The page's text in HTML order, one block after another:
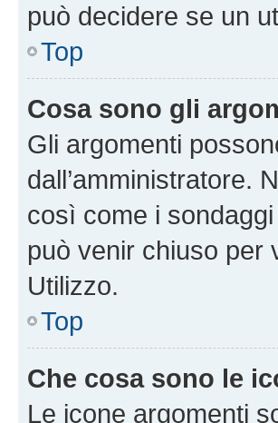
può decidere se un
Top
Cosa sono gli
Gli argomenti
dall’amministratore.
così come i
può venir chiuso per
Utilizzo.
Top
Che cosa sono le
Le icone argomenti